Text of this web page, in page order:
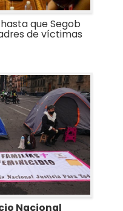
hasta que Segob
de víctimas
Nacional